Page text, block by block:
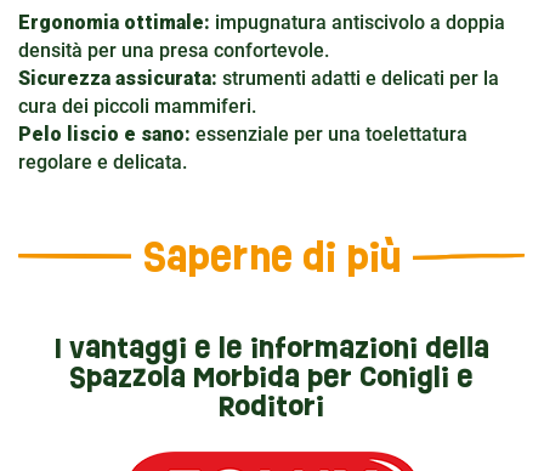
Ergonomia ottimale: impugnatura antiscivolo a doppia
densità per una presa confortevole.
Sicurezza assicurata: strumenti adatti e delicati per la
cura dei piccoli mammiferi.
Pelo liscio e sano: essenziale per una toelettatura
regolare e delicata.
Saperne di più
I vantaggi e le informazioni della
Spazzola Morbida per Conigli e
Roditori